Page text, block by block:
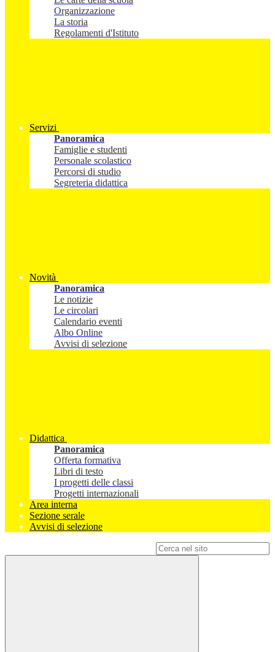
Organizzazione
La storia
Regolamenti d'Istituto
Servizi
Panoramica
Famiglie e studenti
Personale scolastico
Percorsi di studio
Segreteria didattica
Novità
Panoramica
Le notizie
Le circolari
Calendario eventi
Albo Online
Avvisi di selezione
Didattica
Panoramica
Offerta formativa
Libri di testo
I progetti delle classi
Progetti internazionali
Area interna
Sezione serale
Avvisi di selezione